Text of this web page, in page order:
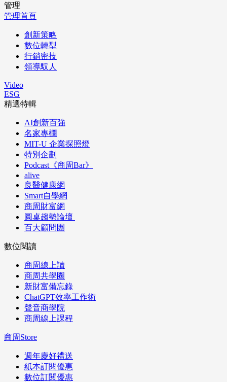
管理
管理首頁
創新策略
數位轉型
行銷密技
領導馭人
Video
ESG
精選特輯
AI創新百強
名家專欄
MIT-U 企業探照燈
特別企劃
Podcast《商周Bar》
alive
良醫健康網
Smart自學網
商周財富網
圓桌趨勢論壇
百大顧問團
數位閱讀
商周線上讀
商周共學圈
新財富備忘錄
ChatGPT效率工作術
聲音商學院
商周線上課程
商周Store
週年慶好禮送
紙本訂閱優惠
數位訂閱優惠